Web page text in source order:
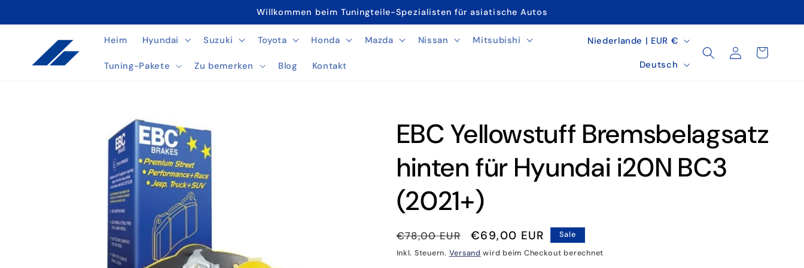
Inhalt
Willkommen beim Tuningteile-Spezialisten für asiatische Autos
Heim Hyundai Suzuki Toyota Honda Mazda Nissan Mitsubishi
Tuning-Pakete Zu bemerken Blog Kontakt
L
R
e
g
Niederlande | EUR €
S
c
h
e
Deutsch
EinloggenWarenkorb
Produktinformationen
EBC Yellowstuff Bremsbelagsatz
hinten für Hyundai i20N BC3
(2021+)
Normaler
Preis
€78,00 EUR Verkaufspreis
€69,00 EUR
Sale
Inkl. Steuern. Versand wird beim Checkout berechnet